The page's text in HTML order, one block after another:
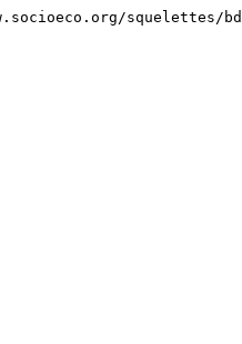
squelettes/